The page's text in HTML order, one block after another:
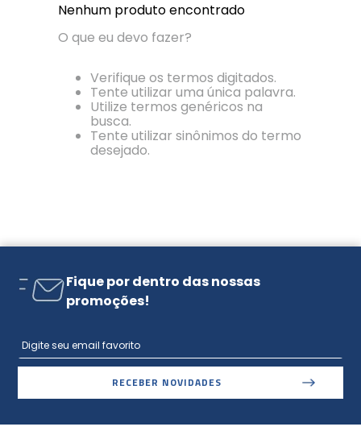
Nenhum produto encontrado
O que eu devo fazer?
Verifique os termos digitados.
Tente utilizar uma única palavra.
Utilize termos genéricos na
busca.
Tente utilizar sinônimos do termo
desejado.
Fique por dentro das nossas
promoções!
RECEBER NOVIDADES